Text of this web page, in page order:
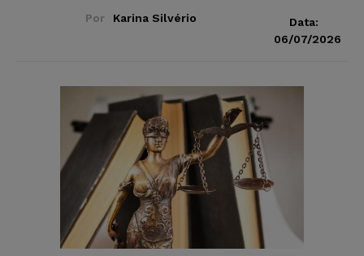
Por Karina Silvério
Data:
06/07/2026